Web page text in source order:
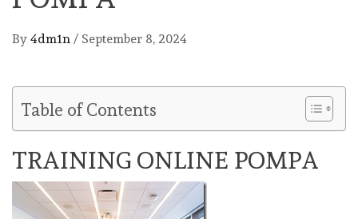
By 4dm1n / September 8, 2024
Table of Contents
TRAINING ONLINE POMPA